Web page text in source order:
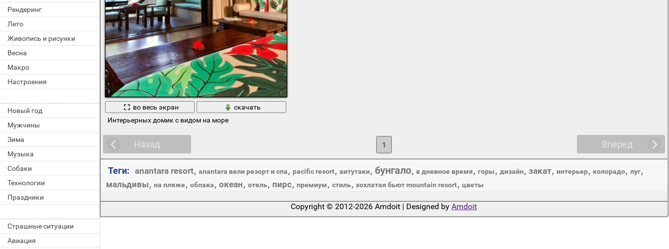
Рендеринг
Лето
Живопись и рисунки
Весна
Макро
Настроения
Новый год
Мужчины
Зима
Музыка
Собаки
Технологии
Праздники
Страшные ситуации
Авиация
во весь экран
скачать
Интерьерных домик с видом на море
Назад Вперед
1
Теги: anantara resort, anantara вели резорт и спа, pacific resort, аитутаки, бунгало, в дневное время, горы, дизайн, закат, интерьер, колорадо, луг,
мальдивы, на пляже, облака, океан, отель, пирс, премиум, стиль, хохлатая бьют mountain resort, цветы
Copyright © 2012-2026 Amdoit | Designed by Amdoit